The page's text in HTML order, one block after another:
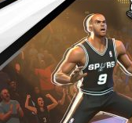
球
場
千
金
「艾
拉」